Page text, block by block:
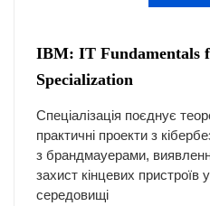
IBM: IT Fundamentals
Specialization
Спеціалізація поєднує
практичні проекти з
з брандмауерами,
захист кінцевих пристроїв
середовищі